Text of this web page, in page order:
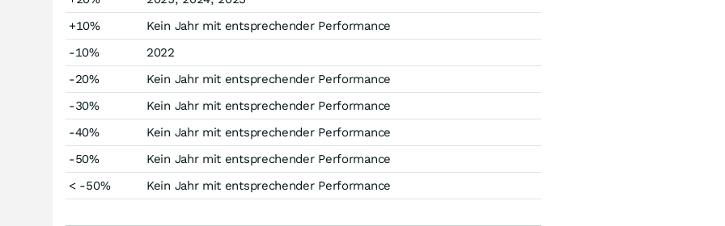
+10%
Kein Jahr mit entsprechender Performance
-10%
2022
-20%
Kein Jahr mit entsprechender Performance
-30%
Kein Jahr mit entsprechender Performance
-40%
Kein Jahr mit entsprechender Performance
-50%
Kein Jahr mit entsprechender Performance
< -50%
Kein Jahr mit entsprechender Performance